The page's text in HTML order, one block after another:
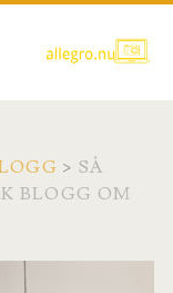
> SÅ
BLOGG OM